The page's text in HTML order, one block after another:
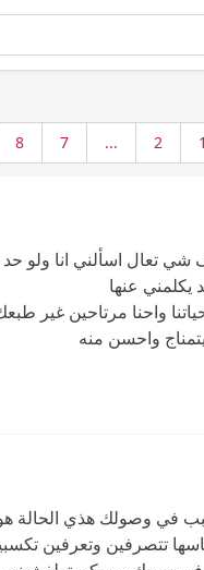
1
2
...
7
8
شي تعال اسألني انا ولو
عنها
واحنا مرتاحين غير
واحسن منه
في وصولك هذي الحالة
تتصرفين وتعرفين